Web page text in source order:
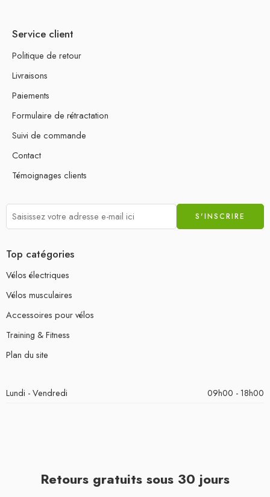
Service client
Politique de retour
Livraisons
Paiements
Formulaire de rétractation
Suivi de commande
Contact
Témoignages clients
Top catégories
Vélos électriques
Vélos musculaires
Accessoires pour vélos
Training & Fitness
Plan du site
Lundi - Vendredi 09h00 - 18h00
Retours gratuits sous 30 jours